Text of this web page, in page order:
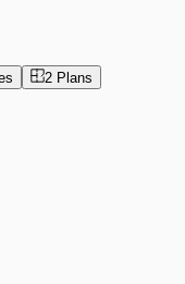
2 Plans